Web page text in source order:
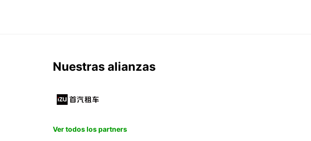
Nuestras alianzas
Ver todos los partners